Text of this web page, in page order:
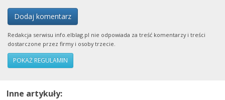
Dodaj komentarz
Redakcja serwisu info.elblag.pl nie odpowiada za treść komentarzy i treści
dostarczone przez firmy i osoby trzecie.
POKAŻ REGULAMIN
Inne artykuły: